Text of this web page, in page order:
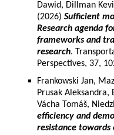
Dawid, Dillman
(2026) Sufficient
Research agenda
frameworks and
research.
Perspectives, 37,
Frankowski Jan,
Prusak Aleksandra,
Vácha Tomáš,
efficiency and
resistance towards